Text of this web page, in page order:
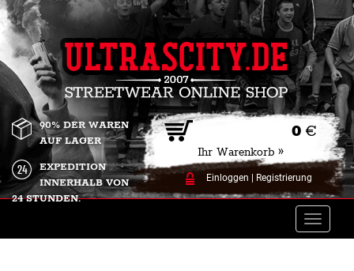
0 €
Ihr Warenkorb »
Einloggen Registrierung
90% DER WAREN
AUF LAGER
EXPEDITION
INNERHALB VON
24 STUNDEN.
Toggle